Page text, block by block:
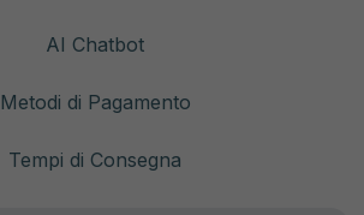
AI Chatbot
Metodi di Pagamento
Tempi di Consegna